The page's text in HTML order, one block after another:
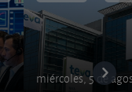
miércoles, 5 de